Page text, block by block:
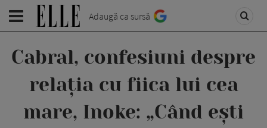
Adaugă ca sursă
Cabral, confesiuni despre
relația cu fiica lui cea
mare, Inoke: „Când ești